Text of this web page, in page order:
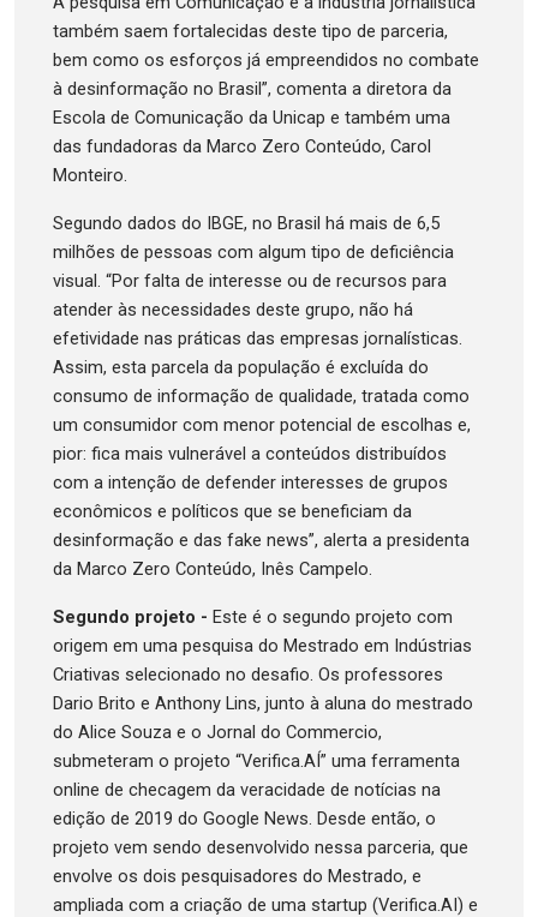
também saem fortalecidas deste tipo de parceria,
bem como os esforços já empreendidos no combate
à desinformação no Brasil”, comenta a diretora da
Escola de Comunicação da Unicap e também uma
das fundadoras da Marco Zero Conteúdo, Carol
Monteiro.
Segundo dados do IBGE, no Brasil há mais de 6,5
milhões de pessoas com algum tipo de deficiência
visual. “Por falta de interesse ou de recursos para
atender às necessidades deste grupo, não há
efetividade nas práticas das empresas jornalísticas.
Assim, esta parcela da população é excluída do
consumo de informação de qualidade, tratada como
um consumidor com menor potencial de escolhas e,
pior: fica mais vulnerável a conteúdos distribuídos
com a intenção de defender interesses de grupos
econômicos e políticos que se beneficiam da
desinformação e das fake news”, alerta a presidenta
da Marco Zero Conteúdo, Inês Campelo.
Segundo projeto - Este é o segundo projeto com
origem em uma pesquisa do Mestrado em Indústrias
Criativas selecionado no desafio. Os professores
Dario Brito e Anthony Lins, junto à aluna do mestrado
do Alice Souza e o Jornal do Commercio,
submeteram o projeto “Verifica.AÍ” uma ferramenta
online de checagem da veracidade de notícias na
edição de 2019 do Google News. Desde então, o
projeto vem sendo desenvolvido nessa parceria, que
envolve os dois pesquisadores do Mestrado, e
ampliada com a criação de uma startup (Verifica.AI) e